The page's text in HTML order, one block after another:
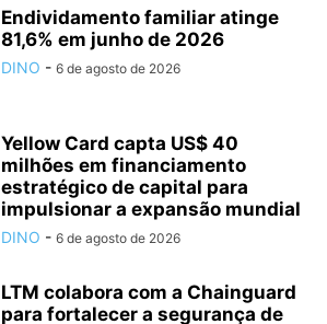
Endividamento familiar atinge
81,6% em junho de 2026
DINO - 6 de agosto de 2026
Yellow Card capta US$ 40
milhões em financiamento
estratégico de capital para
impulsionar a expansão mundial
DINO - 6 de agosto de 2026
LTM colabora com a Chainguard
para fortalecer a segurança de